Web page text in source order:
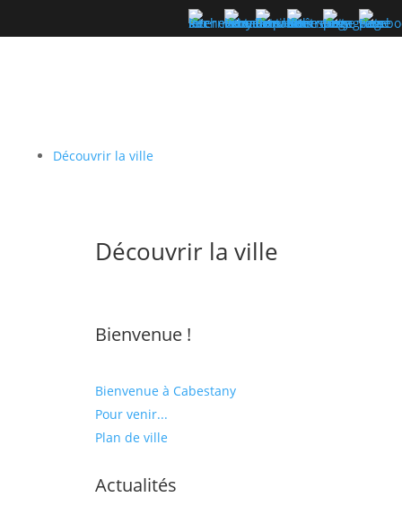
Découvrir la ville
Découvrir la ville
Bienvenue !
Bienvenue à Cabestany
Pour venir...
Plan de ville
Actualités